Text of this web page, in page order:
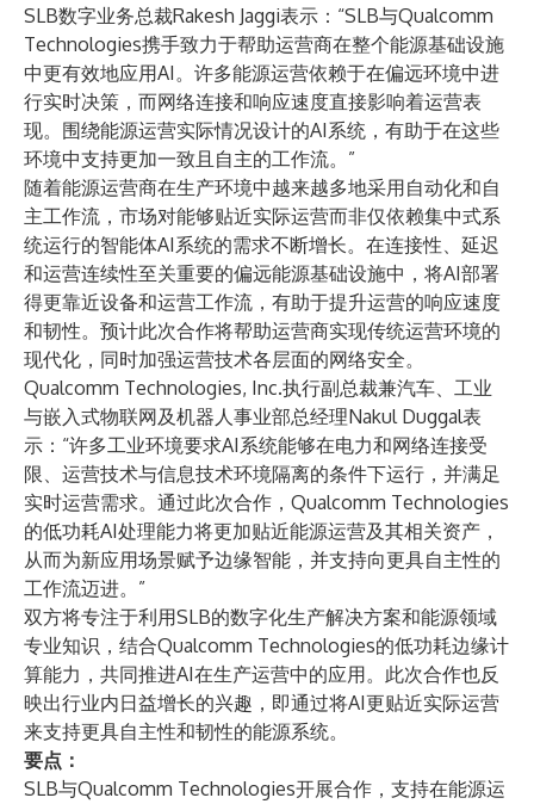
SLB数字业务总裁Rakesh Jaggi表示：“SLB与Qualcomm
Technologies携手致力于帮助运营商在整个能源基础设施
中更有效地应用AI。许多能源运营依赖于在偏远环境中进
行实时决策，而网络连接和响应速度直接影响着运营表
现。围绕能源运营实际情况设计的AI系统，有助于在这些
环境中支持更加一致且自主的工作流。”
随着能源运营商在生产环境中越来越多地采用自动化和自
主工作流，市场对能够贴近实际运营而非仅依赖集中式系
统运行的智能体AI系统的需求不断增长。在连接性、延迟
和运营连续性至关重要的偏远能源基础设施中，将AI部署
得更靠近设备和运营工作流，有助于提升运营的响应速度
和韧性。预计此次合作将帮助运营商实现传统运营环境的
现代化，同时加强运营技术各层面的网络安全。
Qualcomm Technologies, Inc.执行副总裁兼汽车、工业
与嵌入式物联网及机器人事业部总经理Nakul Duggal表
示：“许多工业环境要求AI系统能够在电力和网络连接受
限、运营技术与信息技术环境隔离的条件下运行，并满足
实时运营需求。通过此次合作，Qualcomm Technologies
的低功耗AI处理能力将更加贴近能源运营及其相关资产，
从而为新应用场景赋予边缘智能，并支持向更具自主性的
工作流迈进。”
双方将专注于利用SLB的数字化生产解决方案和能源领域
专业知识，结合Qualcomm Technologies的低功耗边缘计
算能力，共同推进AI在生产运营中的应用。此次合作也反
映出行业内日益增长的兴趣，即通过将AI更贴近实际运营
来支持更具自主性和韧性的能源系统。
要点：
SLB与Qualcomm Technologies开展合作，支持在能源运